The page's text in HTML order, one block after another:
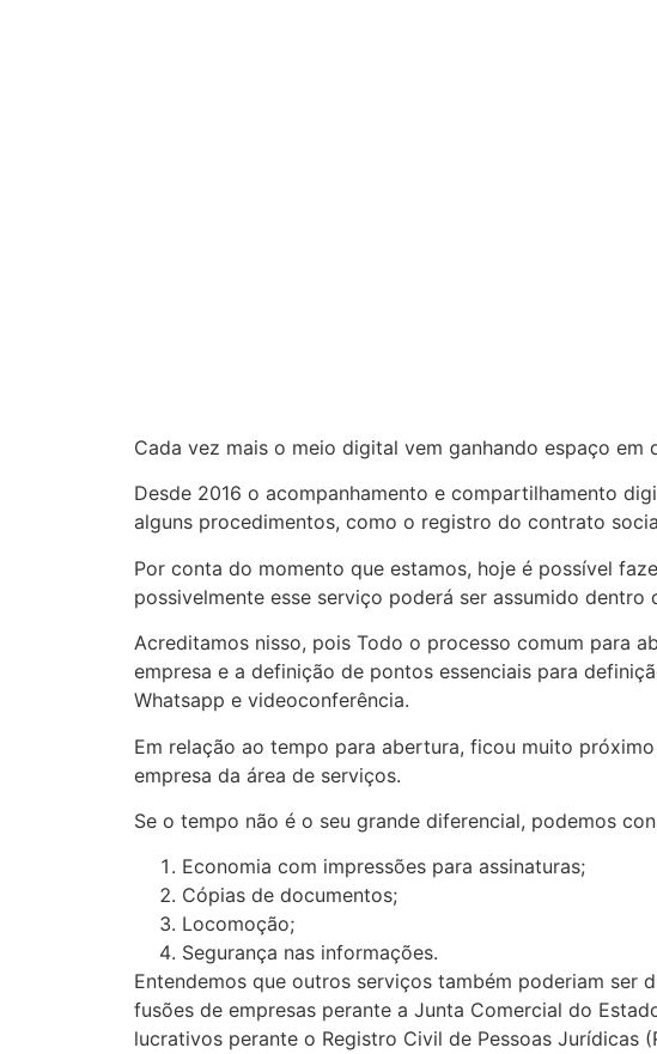
Cada vez mais o meio digital vem ganhando espaço
Desde 2016 o acompanhamento e compartilhamento
alguns procedimentos, como o registro do contrato
Por conta do momento que estamos, hoje é possível
possivelmente esse serviço poderá ser assumido
Acreditamos nisso, pois Todo o processo comum para
empresa e a definição de pontos essenciais para
Whatsapp e videoconferência.
Em relação ao tempo para abertura, ficou muito
empresa da área de serviços.
Se o tempo não é o seu grande diferencial, podemos
Economia com impressões para assinaturas;
Cópias de documentos;
Locomoção;
Segurança nas informações.
Entendemos que outros serviços também poderiam ser
fusões de empresas perante a Junta Comercial do
lucrativos perante o Registro Civil de Pessoas Jurídicas